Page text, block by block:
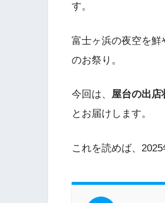
す。
富士ヶ浜の夜空を鮮
のお祭り。
今回は、 屋台の出店
とお届けします。
これを読めば、